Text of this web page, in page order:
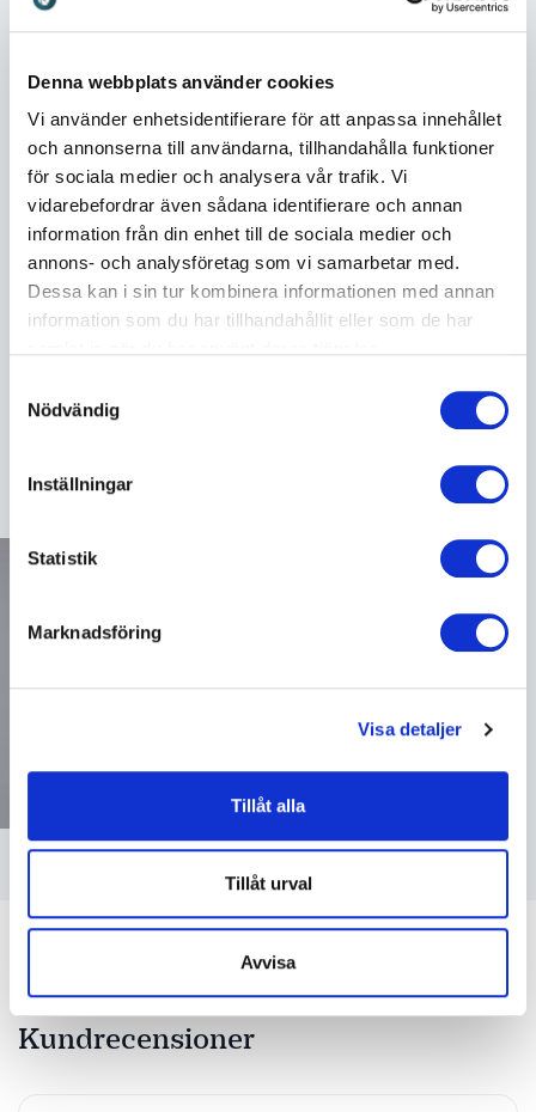
Denna webbplats använder cookies
Vi använder enhetsidentifierare för att anpassa innehållet
och annonserna till användarna, tillhandahålla funktioner
för sociala medier och analysera vår trafik. Vi
vidarebefordrar även sådana identifierare och annan
information från din enhet till de sociala medier och
annons- och analysföretag som vi samarbetar med.
Dessa kan i sin tur kombinera informationen med annan
information som du har tillhandahållit eller som de har
Nödvändig
Inställningar
Statistik
Marknadsföring
Visa detaljer
Tillåt alla
Tillåt urval
Avvisa
Författare och prisbelönt expert
Anna Dyhre är även författare till en bok om
Employer Branding som belönats med årets
marknadsföringspris. I boken delar hon insikter om
hur organisationer steg för steg kan bygga ett
arbetsgivarvarumärke som människor vill leva och
utveckla. Hon besvarar de centrala frågorna kring
hur man blir en attraktiv arbetsgivare och hur
varumärket kan genomsyra hela verksamheten.
organisationer som vill ta sitt Employer Branding
Kundrecensioner